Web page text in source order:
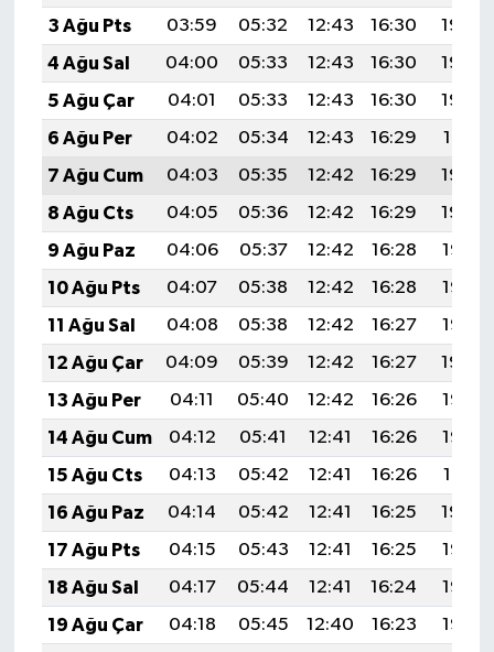
3 Ağu Pts
03:59 05:32 12:43 16:30
19:44
4 Ağu Sal
04:00 05:33 12:43 16:30
19:43
5 Ağu Çar
04:01 05:33 12:43 16:30
19:42
6 Ağu Per
04:02 05:34 12:43 16:29
19:41
7 Ağu Cum
04:03 05:35 12:42 16:29
19:40
8 Ağu Cts
04:05 05:36 12:42 16:29
19:39
9 Ağu Paz
04:06 05:37 12:42 16:28
19:38
10 Ağu Pts
04:07 05:38 12:42 16:28
19:37
11 Ağu Sal
04:08 05:38 12:42 16:27
19:35
12 Ağu Çar
04:09 05:39 12:42 16:27
19:34
13 Ağu Per
04:11 05:40 12:42 16:26
19:33
14 Ağu Cum
04:12 05:41 12:41 16:26
19:32
15 Ağu Cts
04:13 05:42 12:41 16:26
19:31
16 Ağu Paz
04:14 05:42 12:41 16:25
19:30
17 Ağu Pts
04:15 05:43 12:41 16:25
19:28
18 Ağu Sal
04:17 05:44 12:41 16:24
19:27
19 Ağu Çar
04:18 05:45 12:40 16:23
19:26